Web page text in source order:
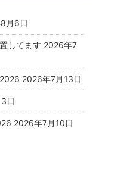
月6日
してます 2026年7
2026年7月13日
日
2026年7月10日